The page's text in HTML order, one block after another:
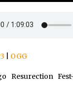
OGG
Resurection